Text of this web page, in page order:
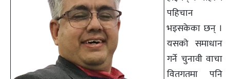
पहिचान
भइसकेका छन् ।
यसको समाधान
गर्ने चुनावी वाचा
वितगतमा पनि